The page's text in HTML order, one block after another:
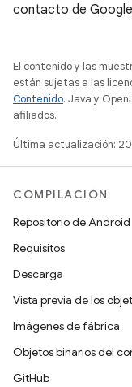
contacto de
El contenido y las
están sujetas a las
Contenido. Java y
afiliados.
Última actualización:
COMPILACIÓN
Repositorio de Android
Requisitos
Descarga
Vista previa de los
Imágenes de fábrica
Objetos binarios del
GitHub